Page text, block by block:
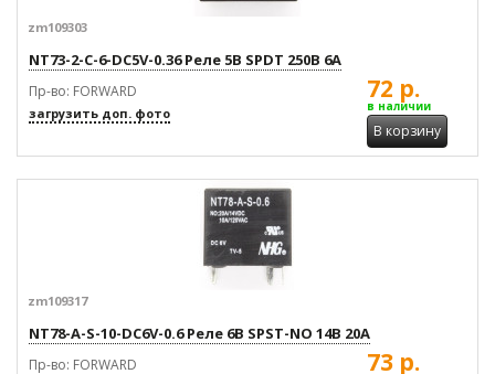
zm109303
NT73-2-C-6-DC5V-0.36 Реле 5В SPDT 250В 6А
Пр-во: FORWARD
загрузить доп. фото
72 р.
в наличии
В корзину
zm109317
NT78-A-S-10-DC6V-0.6 Реле 6В SPST-NO 14В 20А
Пр-во: FORWARD 73 р.